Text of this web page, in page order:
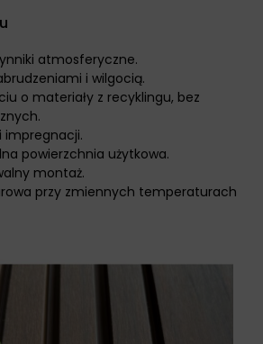
atmosferyczne.
i wilgocią.
o materiały z recyklingu, bez
impregnacji.
powierzchnia użytkowa.
montaż.
przy zmiennych temperaturach